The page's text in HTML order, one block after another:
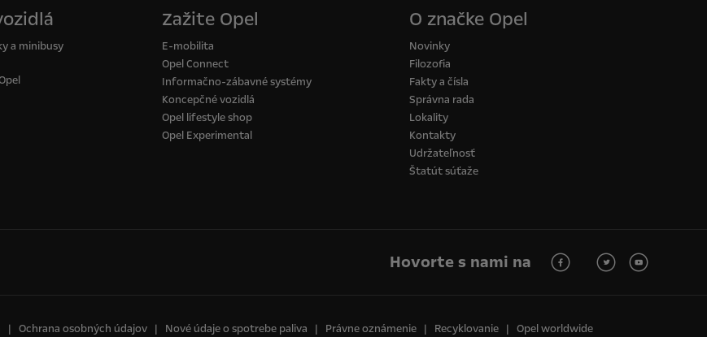
a minibusy
Zažite Opel
E-mobilita
Opel Connect
Informačno-zábavné systémy
Koncepčné vozidlá
Opel lifestyle shop
Opel Experimental
O značke Opel
Novinky
Filozofia
Fakty a čísla
Správna rada
Lokality
Kontakty
Udržateľnosť
Štatút súťaže
Hovorte s nami na
Ochrana osobných údajov Nové údaje o spotrebe paliva Právne oznámenie Recyklovanie
Opel worldwide